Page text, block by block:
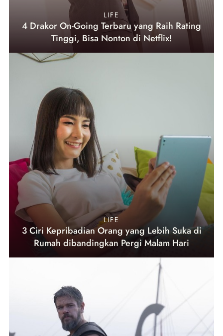
LIFE
4 Drakor On-Going Terbaru yang Raih Rating
Tinggi, Bisa Nonton di Netflix!
LIFE
3 Ciri Kepribadian Orang yang Lebih Suka di
Rumah dibandingkan Pergi Malam Hari